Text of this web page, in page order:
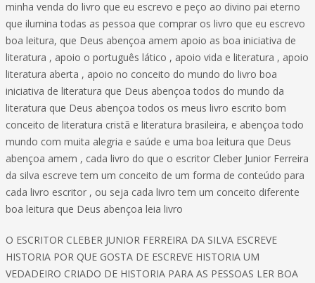
minha venda do livro que eu escrevo e peço ao divino pai eterno
que ilumina todas as pessoa que comprar os livro que eu escrevo
boa leitura, que Deus abençoa amem apoio as boa iniciativa de
literatura , apoio o português lático , apoio vida e literatura , apoio
literatura aberta , apoio no conceito do mundo do livro boa
iniciativa de literatura que Deus abençoa todos do mundo da
literatura que Deus abençoa todos os meus livro escrito bom
conceito de literatura cristã e literatura brasileira, e abençoa todo
mundo com muita alegria e saúde e uma boa leitura que Deus
abençoa amem , cada livro do que o escritor Cleber Junior Ferreira
da silva escreve tem um conceito de um forma de conteúdo para
cada livro escritor , ou seja cada livro tem um conceito diferente
boa leitura que Deus abençoa leia livro
O ESCRITOR CLEBER JUNIOR FERREIRA DA SILVA ESCREVE
HISTORIA POR QUE GOSTA DE ESCREVE HISTORIA UM
VEDADEIRO CRIADO DE HISTORIA PARA AS PESSOAS LER BOA